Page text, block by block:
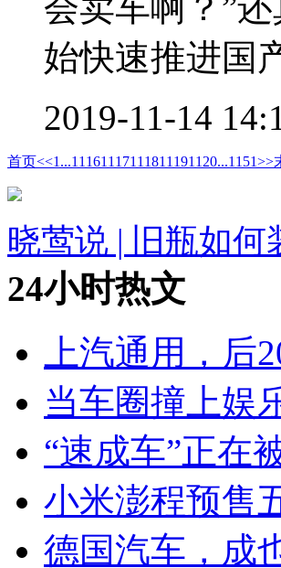
会卖车啊？”
始快速推进国
2019-11-14
首页<<1 ...11161117111811191120...1151>>
晓莺说 | 旧瓶如
24小时热文
上汽通用，后
当车圈撞上娱
“速成车”正在
小米澎程预售
德国汽车，成